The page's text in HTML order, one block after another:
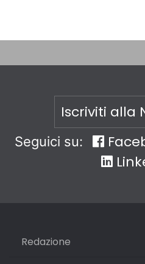
Iscriviti alla
Seguici su:
Redazione